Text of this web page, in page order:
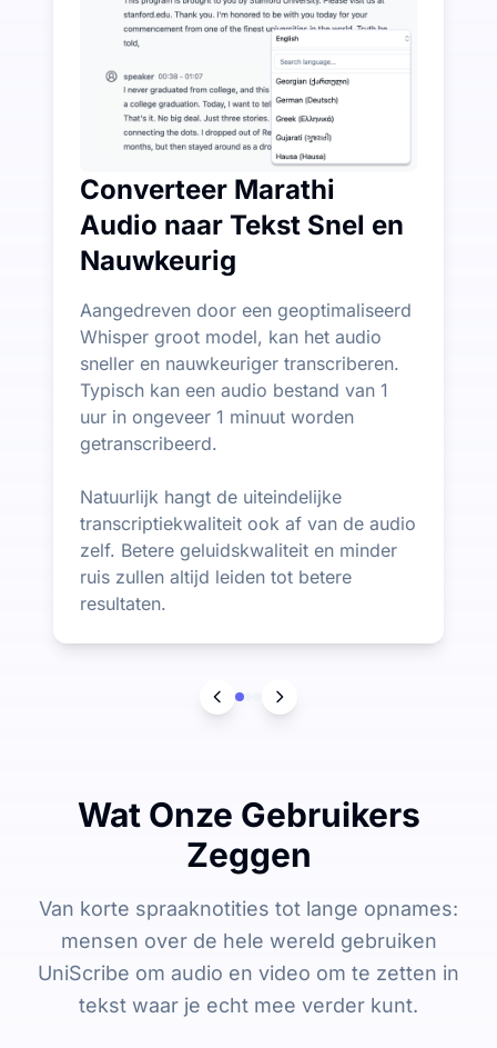
Genereer automatisch samenvattingen,
Converteer Marathi
Audio naar Tekst Snel en
Nauwkeurig
Aangedreven door een geoptimaliseerd
Whisper groot model, kan het audio
sneller en nauwkeuriger transcriberen.
Typisch kan een audio bestand van 1
uur in ongeveer 1 minuut worden
getranscribeerd.
Natuurlijk hangt de uiteindelijke
transcriptiekwaliteit ook af van de audio
zelf. Betere geluidskwaliteit en minder
ruis zullen altijd leiden tot betere
resultaten.
Wat Onze Gebruikers
Zeggen
Van korte spraaknotities tot lange opnames:
mensen over de hele wereld gebruiken
UniScribe om audio en video om te zetten in
tekst waar je echt mee verder kunt.